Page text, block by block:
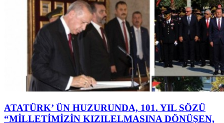
ATATÜRK’ ÜN HUZURUNDA, 101. YIL SÖZÜ
“MİLLETİMİZİN KIZILELMASINA DÖNÜŞEN,